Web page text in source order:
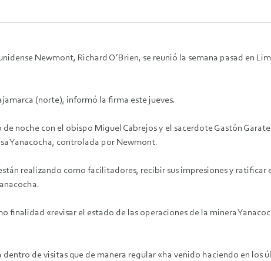
Newmont, Richard O’Brien, se reunió la semana pasad en
(norte), informó la firma este jueves.
de noche con el obispo Miguel Cabrejos y el sacerdote Gastón
Yanacocha, controlada por Newmont.
realizando como facilitadores, recibir sus impresiones y
finalidad «revisar el estado de las operaciones de la minera
de visitas que de manera regular «ha venido haciendo en los